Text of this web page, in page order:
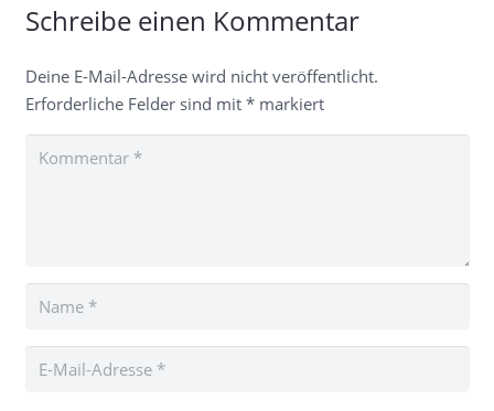
Schreibe einen Kommentar
Deine E-Mail-Adresse wird nicht veröffentlicht.
Erforderliche Felder sind mit *markiert